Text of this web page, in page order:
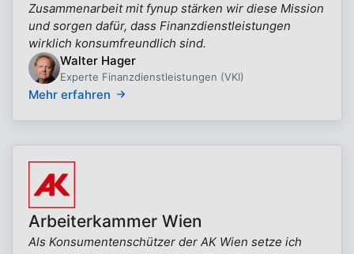
Zusammenarbeit mit fynup stärken wir diese Mission
und sorgen dafür, dass Finanzdienstleistungen
wirklich konsumfreundlich sind.
Walter Hager
Experte Finanzdienstleistungen (VKI)
Mehr erfahren
Arbeiterkammer Wien
Als Konsumentenschützer der AK Wien setze ich